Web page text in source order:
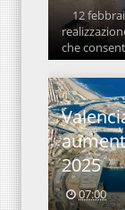
12
che
2025
07:00